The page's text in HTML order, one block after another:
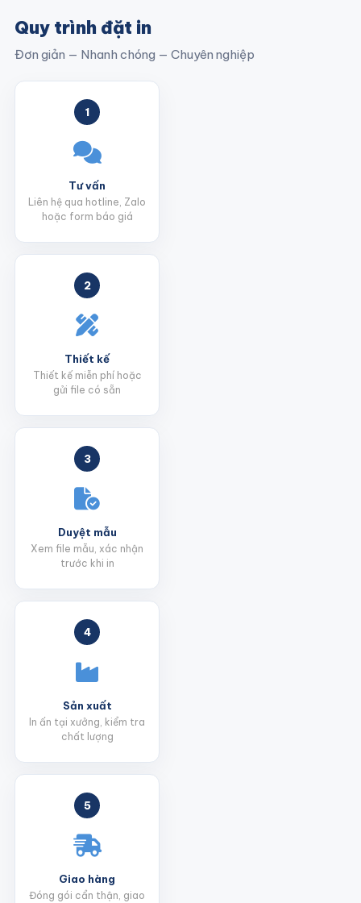
Quy trình đặt in
Đơn giản — Nhanh chóng — Chuyên nghiệp
1
Tư vấn
Liên hệ qua hotline, Zalo
hoặc form báo giá
2
Thiết kế
Thiết kế miễn phí hoặc
gửi file có sẵn
3
Duyệt mẫu
Xem file mẫu, xác nhận
trước khi in
4
Sản xuất
In ấn tại xưởng, kiểm tra
chất lượng
5
Giao hàng
Đóng gói cẩn thận, giao